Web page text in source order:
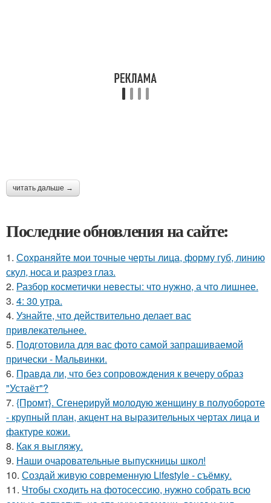
читать дальше →
Последние обновления на сайте:
1. Сохраняйте мои точные черты лица, форму губ, линию
скул, носа и разрез глаз.
2. Разбор косметички невесты: что нужно, а что лишнее.
3. 4: 30 утра.
4. Узнайте, что действительно делает вас
привлекательнее.
5. Подготовила для вас фото самой запрашиваемой
прически - Мальвинки.
6. Правда ли, что без сопровождения к вечеру образ
"Устаёт"?
7. {Промт}. Сгенерируй молодую женщину в полуобороте
- крупный план, акцент на выразительных чертах лица и
фактуре кожи.
8. Как я выгляжу.
9. Наши очаровательные выпускницы школ!
10. Создай живую современную Lifestyle - съёмку.
11. Чтобы сходить на фотосессию, нужно собрать всю